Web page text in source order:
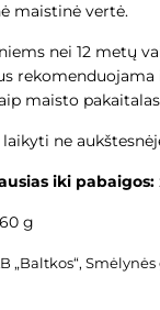
maistinė vertė.
nei 12 metų
maisto
laikyti ne
iki pabaigos:
g
„Baltkos“, Smėlynės